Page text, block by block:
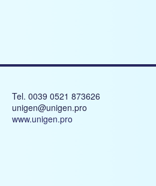
Tel. 0039 0521 873626
unigen@unigen.pro
www.unigen.pro